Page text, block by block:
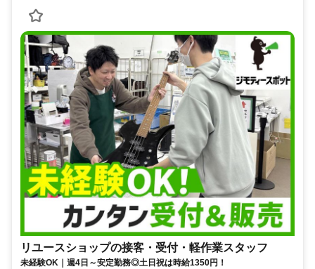
リユースショップの接客・受付・軽作業スタッフ
未経験OK｜週4日～安定勤務◎土日祝は時給1350円！